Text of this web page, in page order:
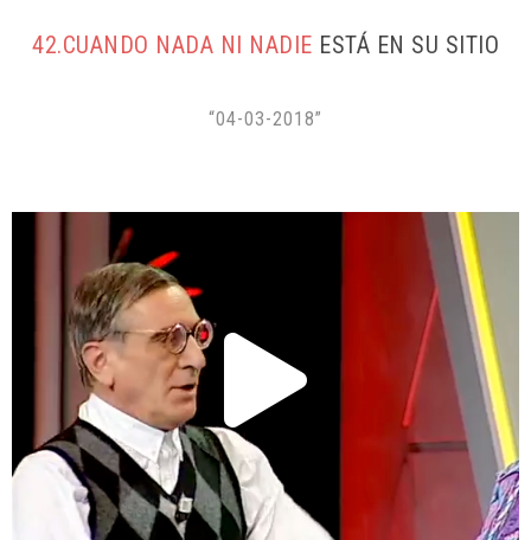
42.CUANDO NADA NI NADIE ESTÁ EN SU SITIO
“04-03-2018”